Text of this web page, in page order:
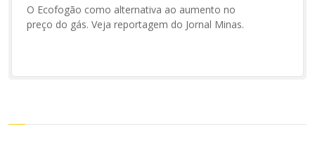
O Ecofogão como alternativa ao aumento no
preço do gás. Veja reportagem do Jornal Minas.